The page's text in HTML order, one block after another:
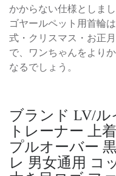
かからない仕様としま
ゴヤールペット用首輪
式・クリスマス・お正
で、ワンちゃんをより
なるでしょう。
ブランド LV/
トレーナー 上
プルオーバー
レ 男女通用 コ